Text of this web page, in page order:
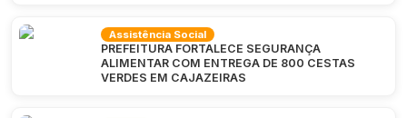
Assistência Social
PREFEITURA FORTALECE SEGURANÇA
ALIMENTAR COM ENTREGA DE 800 CESTAS
VERDES EM CAJAZEIRAS